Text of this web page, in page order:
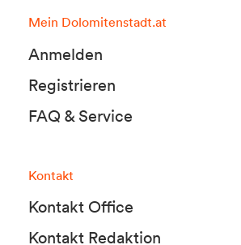
Mein Dolomitenstadt.at
Anmelden
Registrieren
FAQ & Service
Kontakt
Kontakt Office
Kontakt Redaktion